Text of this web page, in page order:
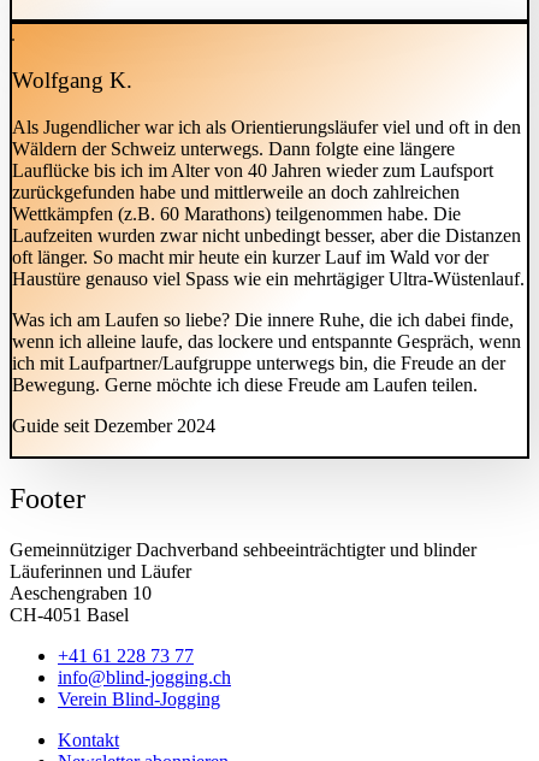
Wolfgang K.
Als Jugendlicher war ich als Orientierungsläufer viel und oft in den
Wäldern der Schweiz unterwegs. Dann folgte eine längere
Lauflücke bis ich im Alter von 40 Jahren wieder zum Laufsport
zurückgefunden habe und mittlerweile an doch zahlreichen
Wettkämpfen (z.B. 60 Marathons) teilgenommen habe. Die
Laufzeiten wurden zwar nicht unbedingt besser, aber die Distanzen
oft länger. So macht mir heute ein kurzer Lauf im Wald vor der
Haustüre genauso viel Spass wie ein mehrtägiger Ultra-Wüstenlauf.
Was ich am Laufen so liebe? Die innere Ruhe, die ich dabei finde,
wenn ich alleine laufe, das lockere und entspannte Gespräch, wenn
ich mit Laufpartner/Laufgruppe unterwegs bin, die Freude an der
Bewegung. Gerne möchte ich diese Freude am Laufen teilen.
Guide seit Dezember 2024
Footer
Gemeinnütziger Dachverband sehbeeinträchtigter und blinder
Läuferinnen und Läufer
Aeschengraben 10
CH-4051 Basel
+41 61 228 73 77
info@blind-jogging.ch
Verein Blind-Jogging
Kontakt